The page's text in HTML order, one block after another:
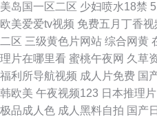
美岛国一区二区 少妇喷水18禁
欧美爱爱tv视频 免费五月丁香视
二区 三级黄色片网站 综合网黄
理片在哪里看 蜜桃午夜网 久草
福利所导航视频 成人片免费 国
韩欧美 午夜视频123 日本推理片
极品成人色 成人黑料自拍 国产